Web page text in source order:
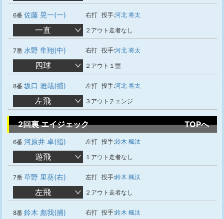
6番 佐藤 晃一(一) 右打 投手:河北 将太
一直 ２アウト走者なし
7番 水野 隼翔(中) 右打 投手:河北 将太
四球 ２アウト１塁
8番 坂口 雅哉(捕) 左打 投手:河北 将太
左飛 ３アウトチェンジ
2回裏 エイジェック TOPへ
6番 河原井 卓(指) 左打 投手:鈴木 楓汰
遊飛 １アウト走者なし
7番 草野 里葵(右) 左打 投手:鈴木 楓汰
左飛 ２アウト走者なし
8番 鈴木 彪我(捕) 右打 投手:鈴木 楓汰